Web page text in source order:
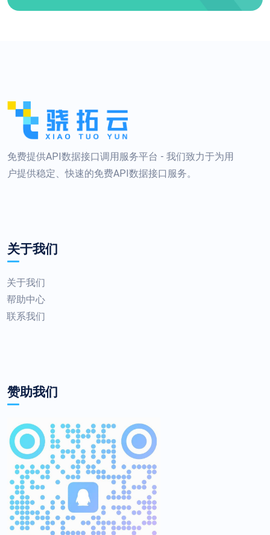
免费提供API数据接口调用服务平台 - 我们致力于为用
户提供稳定、快速的免费API数据接口服务。
关于我们
关于我们
帮助中心
联系我们
赞助我们